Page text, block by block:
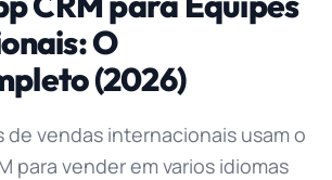
O
(2026)
de vendas internacionais usam o
para vender em varios idiomas